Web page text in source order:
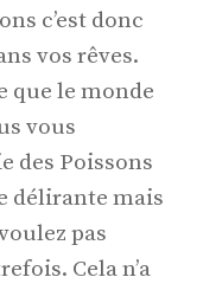
c’est donc
vos rêves.
que le monde
vous
des Poissons
délirante mais
pas
Cela n’a